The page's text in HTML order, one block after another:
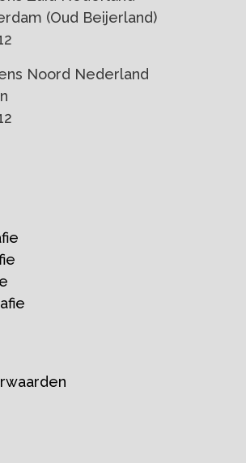
(Oud Beijerland)
Noord Nederland